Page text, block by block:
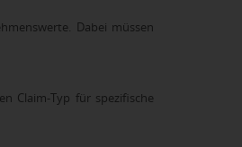
Dabei müssen
Claim-Typ für spezifische